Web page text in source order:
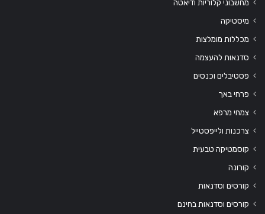
מחשבוני קלוריות ודיאטה
מיסטיקה
מכללות מומלצות
סדנאות להעצמה
פסטיבלים וכנסים
פרחי באך
צמחי מרפא
צרכנות ולייפסטייל
קוסמטיקה טבעית
קורונה
קורסים וסדנאות
קורסים וסדנאות בחינם